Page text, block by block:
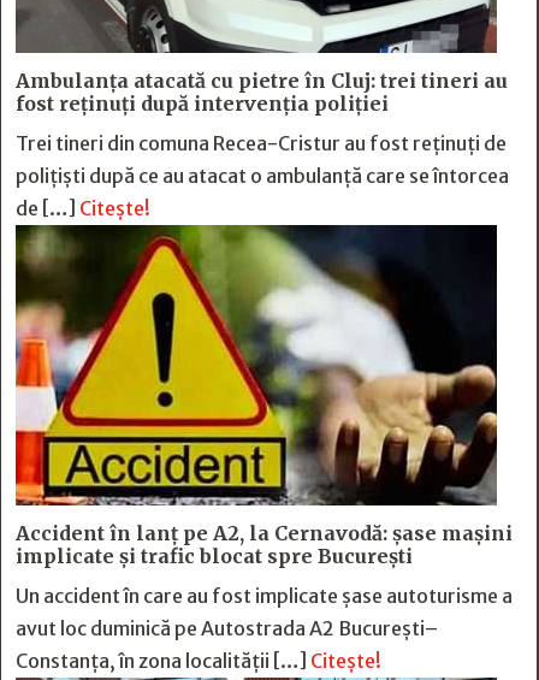
Ambulanța atacată cu pietre în Cluj: trei tineri au
fost reținuți după intervenția poliției
Trei tineri din comuna Recea-Cristur au fost reținuți de
polițiști după ce au atacat o ambulanță care se întorcea
de […] Citește!
Accident în lanț pe A2, la Cernavodă: șase mașini
implicate și trafic blocat spre București
Un accident în care au fost implicate șase autoturisme a
avut loc duminică pe Autostrada A2 București–
Constanța, în zona localității […] Citește!